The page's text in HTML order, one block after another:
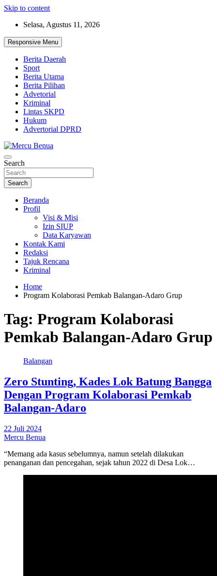
Skip to content
Selasa, Agustus 11, 2026
Responsive Menu
Berita Daerah
Sport
Berita Utama
Berita Pilihan
Advetorial
Kriminal
Lintas SKPD
Hukum
Advertorial DPRD
Mercu Benua
Suara Masyarakat Bawah
Search
Search
Beranda
Profil
Visi & Misi
Izin SIUP
Data Karyawan
Kontak Kami
Redaksi
Tajuk Rencana
Kriminal
Home
Program Kolaborasi Pemkab Balangan-Adaro Grup
Tag: Program Kolaborasi
Pemkab Balangan-Adaro Grup
Balangan
Zero Stunting, Kades Lok Batung Bangga
Dengan Program Kolaborasi Pemkab
Balangan-Adaro
22 Juli 2024
Mercu Benua
“Memang ada kasus sebelumnya, namun setelah dilakukan
penanganan dan pencegahan, sejak tahun 2022 di Desa Lok…